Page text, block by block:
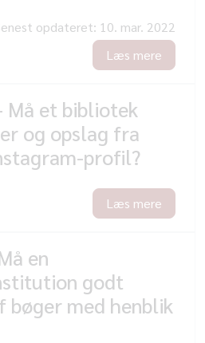
opdateret: 10. mar. 2022
Læs mere
Må et bibliotek
og opslag fra
profil?
Læs mere
en
godt
bøger med henblik